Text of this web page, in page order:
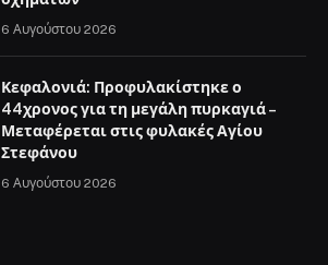
6 Αυγούστου 2026
Κεφαλονιά: Προφυλακίστηκε ο
44χρονος για τη μεγάλη πυρκαγιά –
Μεταφέρεται στις φυλακές Αγίου
Στεφάνου
6 Αυγούστου 2026